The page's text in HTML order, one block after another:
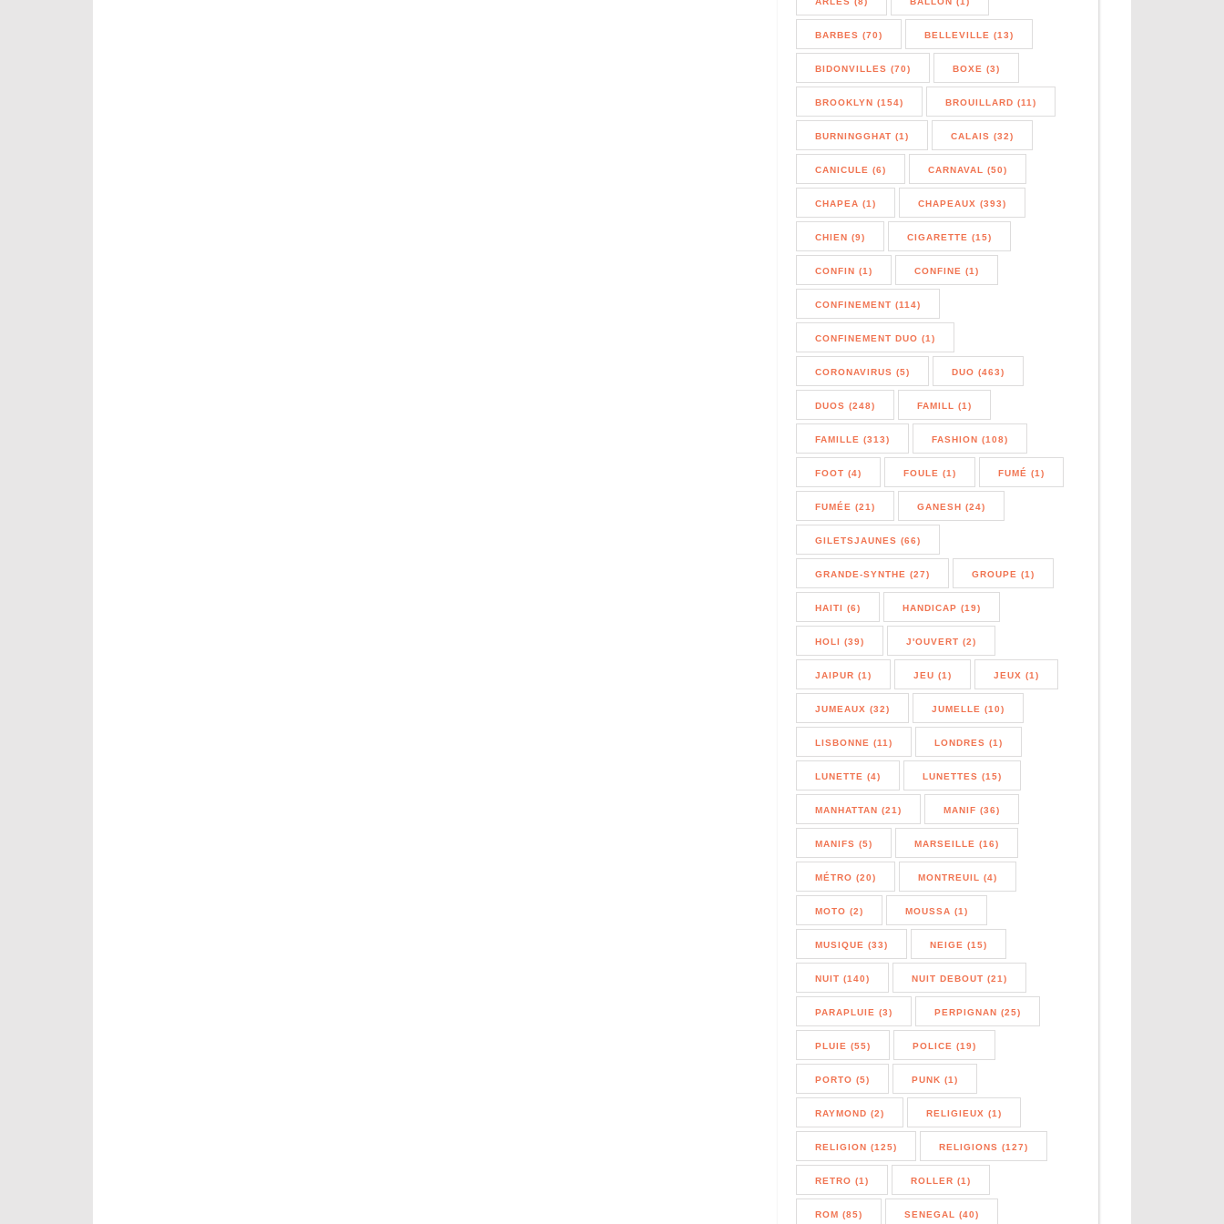
BARBES (70) BELLEVILLE (13)
BIDONVILLES (70) BOXE (3)
BROOKLYN (154) BROUILLARD (11)
BURNINGGHAT (1) CALAIS (32)
CANICULE (6) CARNAVAL (50)
CHAPEA (1) CHAPEAUX (393)
CHIEN (9) CIGARETTE (15)
CONFIN (1) CONFINE (1)
CONFINEMENT (114)
CONFINEMENT DUO (1)
CORONAVIRUS (5) DUO (463)
DUOS (248) FAMILL (1)
FAMILLE (313) FASHION (108)
FOOT (4) FOULE (1) FUMÉ (1)
FUMÉE (21) GANESH (24)
GILETSJAUNES (66)
GRANDE-SYNTHE (27) GROUPE (1)
HAITI (6) HANDICAP (19)
HOLI (39) J'OUVERT (2)
JAIPUR (1) JEU (1) JEUX (1)
JUMEAUX (32) JUMELLE (10)
LISBONNE (11) LONDRES (1)
LUNETTE (4) LUNETTES (15)
MANHATTAN (21) MANIF (36)
MANIFS (5) MARSEILLE (16)
MÉTRO (20) MONTREUIL (4)
MOTO (2) MOUSSA (1)
MUSIQUE (33) NEIGE (15)
NUIT (140) NUIT DEBOUT (21)
PARAPLUIE (3) PERPIGNAN (25)
PLUIE (55) POLICE (19)
PORTO (5) PUNK (1)
RAYMOND (2) RELIGIEUX (1)
RELIGION (125) RELIGIONS (127)
RETRO (1) ROLLER (1)
ROM (85) SENEGAL (40)